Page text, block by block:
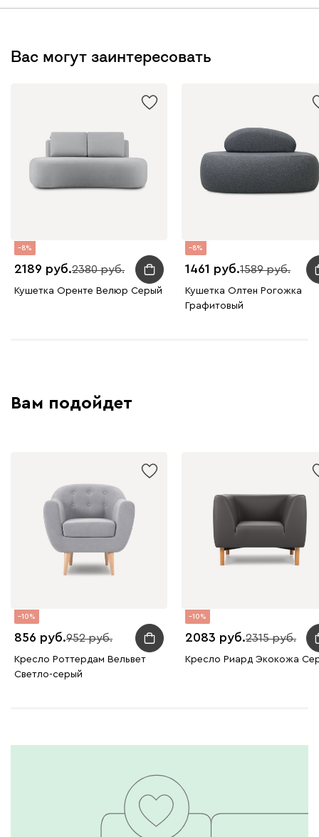
Вас могут заинтересовать
8
2189 2380
Кушетка Оренте Велюр Серый
8
1461 1589
Кушетка Олтен Рогожка
Графитовый
Вам подойдет
10
856 952
Кресло Роттердам Вельвет
Светло-серый
10
2083 2315
Кресло Риард Экокожа